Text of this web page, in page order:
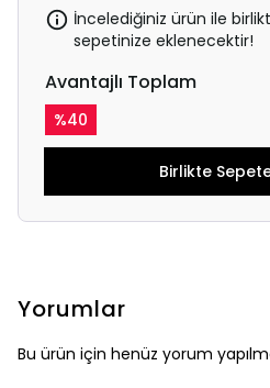
İncelediğiniz ürün ile
sepetinize eklenecektir!
Avantajlı Toplam
%40
Birlikte
Yorumlar
Bu ürün için henüz yorum